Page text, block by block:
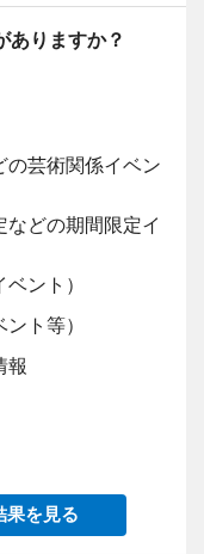
ありますか？
の芸術関係イベン
どの期間限定イ
ント）
ト等）
報
果を見る